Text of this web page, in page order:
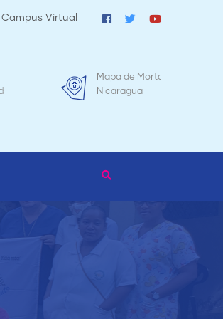
Campus Virtual
Mapa de Mortalidad Materna en
Nicaragua